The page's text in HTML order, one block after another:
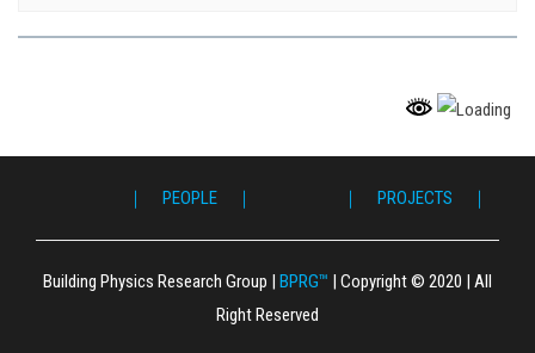
｜ PEOPLE ｜ ｜ PROJECTS ｜
Building Physics Research Group | BPRG™ | Copyright © 2020 | All
Right Reserved